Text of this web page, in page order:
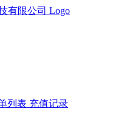
列表 充值记录